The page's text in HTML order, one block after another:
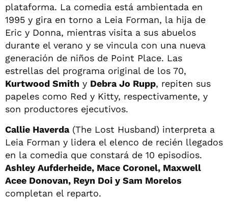
plataforma. La comedia está ambientada en
1995 y gira en torno a Leia Forman, la hija de
Eric y Donna, mientras visita a sus abuelos
durante el verano y se vincula con una nueva
generación de niños de Point Place. Las
estrellas del programa original de los 70,
Kurtwood Smith y Debra Jo Rupp, repiten sus
papeles como Red y Kitty, respectivamente, y
son productores ejecutivos.
Callie Haverda(The Lost Husband) interpreta a
Leia Forman y lidera el elenco de recién llegados
en la comedia que constará de 10 episodios.
Ashley Aufderheide, Mace Coronel, Maxwell
Acee Donovan, Reyn Doi y Sam Morelos
completan el reparto.